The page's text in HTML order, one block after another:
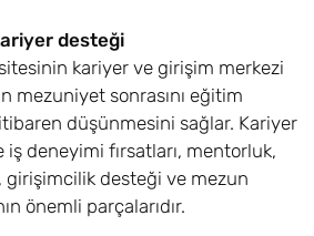
8,10 Eylül £17.600
8,10 Eylül £17.600
desteği
kariyer ve girişim merkezi
mezuniyet sonrasını eğitim
düşünmesini sağlar. Kariyer
iş deneyimi fırsatları, mentorluk,
girişimcilik desteği ve mezun
önemli parçalarıdır.